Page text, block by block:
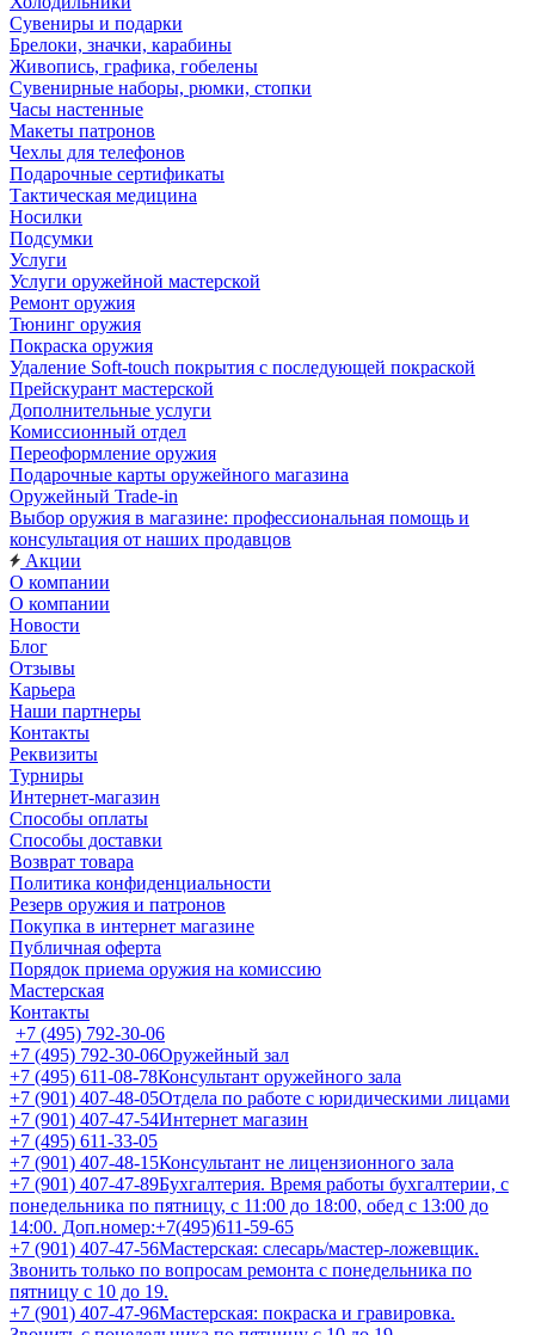
Сувениры и подарки
Брелоки, значки, карабины
Живопись, графика, гобелены
Сувенирные наборы, рюмки, стопки
Часы настенные
Макеты патронов
Чехлы для телефонов
Подарочные сертификаты
Тактическая медицина
Носилки
Подсумки
Услуги
Услуги оружейной мастерской
Ремонт оружия
Тюнинг оружия
Покраска оружия
Удаление Soft-touch покрытия с последующей покраской
Прейскурант мастерской
Дополнительные услуги
Комиссионный отдел
Переоформление оружия
Подарочные карты оружейного магазина
Оружейный Trade-in
Выбор оружия в магазине: профессиональная помощь и
консультация от наших продавцов
Акции
О компании
О компании
Новости
Блог
Отзывы
Карьера
Наши партнеры
Контакты
Реквизиты
Турниры
Интернет-магазин
Способы оплаты
Способы доставки
Возврат товара
Политика конфиденциальности
Резерв оружия и патронов
Покупка в интернет магазине
Публичная оферта
Порядок приема оружия на комиссию
Мастерская
Контакты
+7 (495) 792-30-06
+7 (495) 792-30-06Оружейный зал
+7 (495) 611-08-78Консультант оружейного зала
+7 (901) 407-48-05Отдела по работе с юридическими лицами
+7 (901) 407-47-54Интернет магазин
+7 (495) 611-33-05
+7 (901) 407-48-15Консультант не лицензионного зала
+7 (901) 407-47-89Бухгалтерия. Время работы бухгалтерии, с
понедельника по пятницу, с 11:00 до 18:00, обед с 13:00 до
14:00. Доп.номер:+7(495)611-59-65
+7 (901) 407-47-56Мастерская: слесарь/мастер-ложевщик.
Звонить только по вопросам ремонта с понедельника по
пятницу с 10 до 19.
+7 (901) 407-47-96Мастерская: покраска и гравировка.